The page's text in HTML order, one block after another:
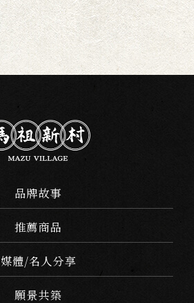
品牌故事
推薦商品
媒體/名人分享
願景共築